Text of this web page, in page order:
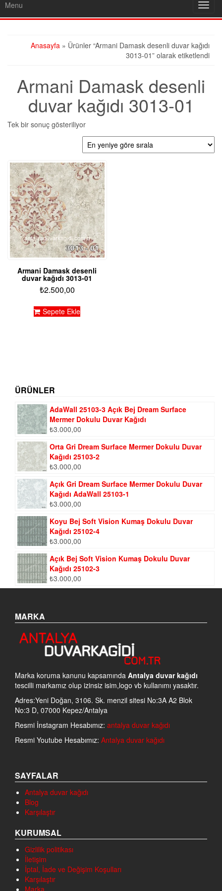
Menu
Anasayfa » Ürünler “Armani Damask desenli duvar kağıdı
3013-01” olarak etiketlendi
Armani Damask desenli
duvar kağıdı 3013-01
Tek bir sonuç gösteriliyor
Armani Damask desenli
duvar kağıdı 3013-01
₺2.500,00
Sepete Ekle
ÜRÜNLER
AdaWall 25103-3 Açık Bej Dream Surface
Mermer Dokulu Duvar Kağıdı
₺3.000,00
Orta Gri Dream Surface Mermer Dokulu Duvar
Kağıdı 25103-2
₺3.000,00
Açık Gri Dream Surface Mermer Dokulu Duvar
Kağıdı AdaWall 25103-1
₺3.000,00
Koyu Bej Soft Vision Kumaş Dokulu Duvar
Kağıdı 25102-4
₺3.000,00
Açık Bej Soft Vision Kumaş Dokulu Duvar
Kağıdı 25102-3
₺3.000,00
MARKA
Marka koruma kanunu kapsamında Antalya duvar kağıdı
tescilli markamız olup izinsiz isim,logo vb kullanımı yasaktır.
Adres:Yeni Doğan, 3106. Sk. menzil sitesi No:3A A2 Blok
No:3 D, 07000 Kepez/Antalya
Resmi İnstagram Hesabımız: antalya duvar kağıdı
Resmi Youtube Hesabımız: Antalya duvar kağıdı
SAYFALAR
Antalya duvar kağıdı
Blog
Karşılaştır
KURUMSAL
Gizlilik politikası
İletişim
İptal, İade ve Değişim Koşulları
Karşılaştır
Marka